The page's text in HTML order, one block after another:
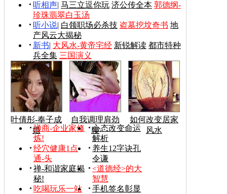
听相声| 马三立逗你玩 济公传全本 郭德纲-
珍珠翡翠白玉汤
听小说| 白领职场必杀技 盗墓挖坟奇书 地
产风云大揭秘
新书| 大风水-黄帝宅经 新锐解读 都市特种
兵全集 三国演义
叶倩彤-奉子成
婚
自我调理肩劲
腰
如何改变居家
风水
禅商-企业家修
炼!
心态改变命运
解析
经穴健康1点
通-头
养生12字诀孔
令谦
禅-和谐家庭揭
秘!
<道德经>的大
智慧
吃喝玩乐一站
手机签名彰显